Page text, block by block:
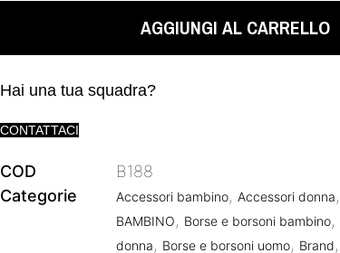
AGGIUNGI AL CARRELLO
Hai una tua squadra?
CONTATTACI
COD
B188
Categorie
Accessori bambino, Accessori donna,
BAMBINO, Borse e borsoni bambino,
donna, Borse e borsoni uomo, Brand,